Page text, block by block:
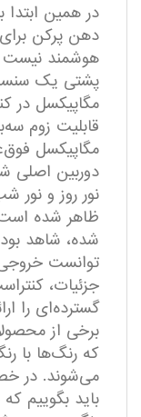
در همین ابتدا
دهن پرکن
هوشمند نیست
مگاپیکسل
دوربین اصلی
نور روز و نور
ظاهر شده
شده، شاهد
توانست
جزئیات،
گسترده‌ای را
برخی از
که رنگ‌ها با
باید بگوییم